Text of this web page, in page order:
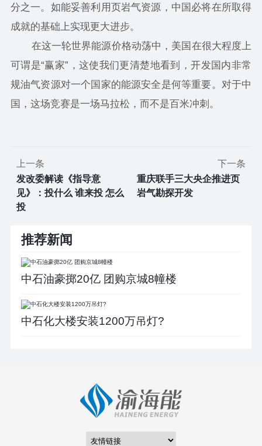
分之一。如能妥善利用页岩气资源，中国必将在所取得
成就的基础上实现更大进步。
在这一轮世界能源价格动荡中，美国在很大程度上
可谓是“赢家”，这使我们更清楚地看到，开发国内非常
规油气资源对一个国家的能源安全是何等重要。对于中
国，这场竞赛是一场马拉松，而不是百米冲刺。
上一条
发改委解读《指导意
见》：投什么 谁来投 怎么
投
下一条
重庆联手三大央企推进页
岩气勘探开发
推荐新闻
中石油豪掷20亿 团购京城8幢楼
中石化大楼安装1200万吊灯?